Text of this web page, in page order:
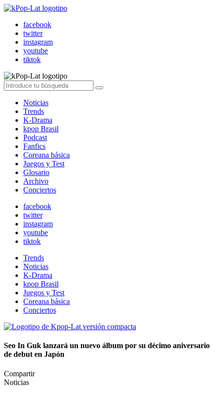
facebook
twitter
instagram
youtube
tiktok
Noticias
Trends
K-Drama
kpop Brasil
Podcast
Fanfics
Coreana básica
Juegos y Test
Glosario
Archivo
Conciertos
facebook
twitter
instagram
youtube
tiktok
Trends
Noticias
K-Drama
kpop Brasil
Juegos y Test
Coreana básica
Conciertos
Seo In Guk lanzará un nuevo álbum por su décimo aniversario
de debut en Japón
Compartir
Noticias